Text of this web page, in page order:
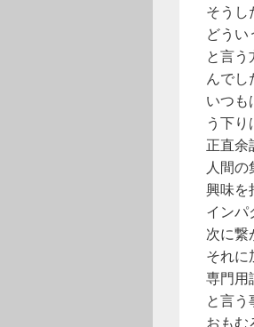
そうし
どうい
と言
んでし
いつも
う下り
正直余
人間の
興味を
インパ
次に繋
それに
専門用
と言
おもむ